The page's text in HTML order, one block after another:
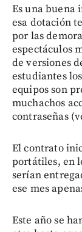
Es una buena
esa dotación
por las
espectáculos
de versiones
estudiantes
equipos son
muchachos
contraseñas
El contrato
portátiles, en
serían
ese mes
Este año se